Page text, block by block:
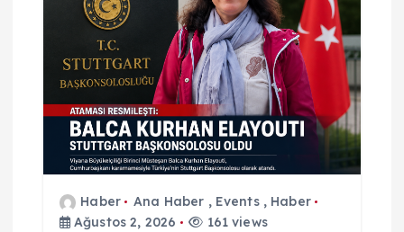
s
Haber Ana Haber , Events, Haber
Ağustos 2, 2026
161 views